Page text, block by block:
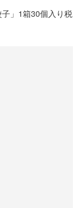
」1箱30個入り税